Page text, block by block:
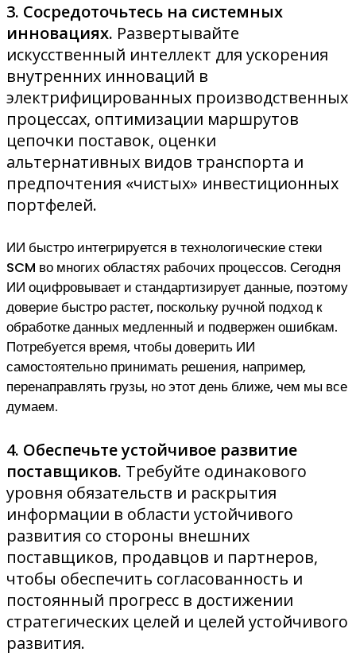
3. Сосредоточьтесь на системных
инновациях. Развертывайте
искусственный интеллект для ускорения
внутренних инноваций в
электрифицированных производственных
процессах, оптимизации маршрутов
цепочки поставок, оценки
альтернативных видов транспорта и
предпочтения «чистых» инвестиционных
портфелей.
ИИ быстро интегрируется в технологические стеки
SCM во многих областях рабочих процессов. Сегодня
ИИ оцифровывает и стандартизирует данные, поэтому
доверие быстро растет, поскольку ручной подход к
обработке данных медленный и подвержен ошибкам.
Потребуется время, чтобы доверить ИИ
самостоятельно принимать решения, например,
перенаправлять грузы, но этот день ближе, чем мы все
думаем.
4. Обеспечьте устойчивое развитие
поставщиков. Требуйте одинакового
уровня обязательств и раскрытия
информации в области устойчивого
развития со стороны внешних
поставщиков, продавцов и партнеров,
чтобы обеспечить согласованность и
постоянный прогресс в достижении
стратегических целей и целей устойчивого
развития.